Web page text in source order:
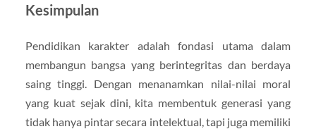
Kesimpulan
Pendidikan karakter adalah fondasi utama dalam
membangun bangsa yang berintegritas dan berdaya
saing tinggi. Dengan menanamkan nilai-nilai moral
yang kuat sejak dini, kita membentuk generasi yang
tidak hanya pintar secara intelektual, tapi juga memiliki